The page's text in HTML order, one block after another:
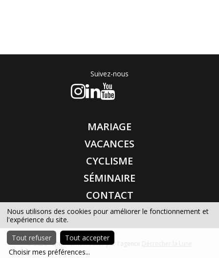
Suivez-nous
MARIAGE
VACANCES
CYCLISME
SÉMINAIRE
CONTACT
© 2026 - Site internet réalisé par l'agence
Nous utilisons des cookies pour améliorer le fonctionnement et
l'expérience du site.
Tout refuser
Tout accepter
Choisir mes préférences...